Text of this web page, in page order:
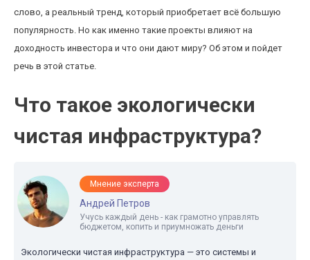
слово, а реальный тренд, который приобретает всё большую
популярность. Но как именно такие проекты влияют на
доходность инвестора и что они дают миру? Об этом и пойдет
речь в этой статье.
Что такое экологически
чистая инфраструктура?
Мнение эксперта
Андрей Петров
Учусь каждый день - как грамотно управлять
бюджетом, копить и приумножать деньги
Экологически чистая инфраструктура — это системы и